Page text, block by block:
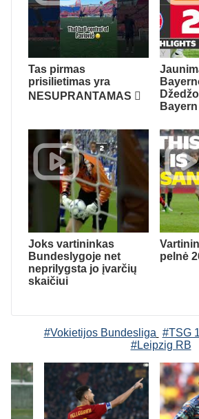
Tas pirmas
prisilietimas yra
NESUPRANTAMAS 🫪
Joks vartininkas
Bundeslygoje net
neprilygsta jo įvarčių
skaičiui
pelnė
#Vokietijos Bundesliga #TSG
#Leipzig RB